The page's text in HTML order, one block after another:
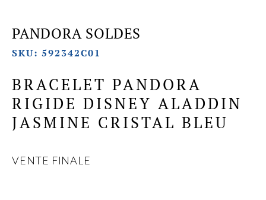
PANDORA SOLDES
SKU: 592342C01
BRACELET PANDORA
RIGIDE DISNEY ALADDIN
JASMINE CRISTAL BLEU
VENTE FINALE